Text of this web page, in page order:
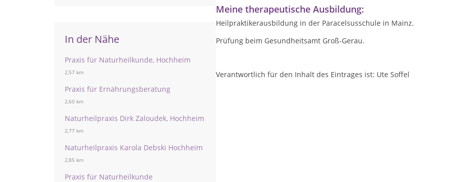
In der Nähe
Praxis für Naturheilkunde, Hochheim
2,57 km
Praxis für Ernährungsberatung
2,60 km
Naturheilpraxis Dirk Zaloudek, Hochheim
2,77 km
Naturheilpraxis Karola Debski Hochheim
2,85 km
Praxis für Naturheilkunde
Meine therapeutische Ausbildung:
Heilpraktikerausbildung in der Paracelsusschule in Mainz.
Prüfung beim Gesundheitsamt Groß-Gerau.
Verantwortlich für den Inhalt des Eintrages ist: Ute Soffel